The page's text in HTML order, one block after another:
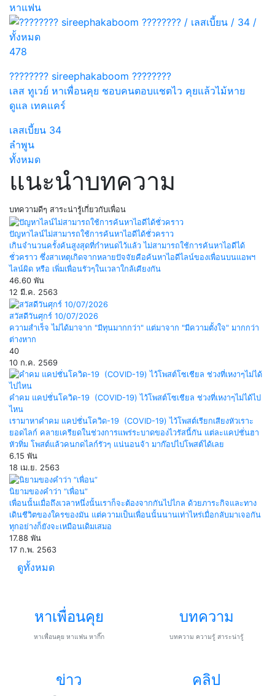
หาแฟน
478
???????? sireephakaboom ????????
เลส ทูเวย์ หาเพื่อนคุย ชอบคนตอบแชตไว คุยแล้วไม้หาย
ดูแล เทคแคร์
เลสเบี้ยน 34
ลำพูน
ทั้งหมด
แนะนำบทความ
บทความดีๆ สาระน่ารู้เกี่ยวกับเพื่อน
ปัญหาไลน์ไม่สามารถใช้การค้นหาไอดีได้ชั่วคราว
เกินจำนวนครั้งค้นสูงสุดที่กำหนดไว้แล้ว ไม่สามารถใช้การค้นหาไอดีได้
ชั่วคราว ซึ่งสาเหตุเกิดจากหลายปัจจัยคือค้นหาไอดีไลน์ของเพื่อนบนแอพฯ
ไลน์ผิด หรือ เพิ่มเพื่อนรัวๆในเวลาใกล้เคียงกัน
46.60 พัน
12 มี.ค. 2563
สวัสดีวันศุกร์ 10/07/2026
ความสำเร็จ ไม่ได้มาจาก "มีทุนมากกว่า" แต่มาจาก "มีความตั้งใจ" มากกว่า
ต่างหาก
40
10 ก.ค. 2569
คำคม แคปชั่นโควิด-19 (COVID-19) ไว้โพสต์โซเชียล ช่วงที่เหงาๆไม่ได้ไป
ไหน
เรามาหาคำคม แคปชั่นโควิด-19 (COVID-19) ไว้โพสต์เรียกเสียงหัวเราะ
ยอดไลก์ คลายเครียดในช่วงการแพร่ระบาดของไวรัสนี้กัน แต่ละแคปชั่นฮา
หัวทิ่ม โพสต์แล้วคนกดไลก์รัวๆ แน่นอนจ้า มาก๊อปไปโพสต์ได้เลย
6.15 พัน
18 เม.ย. 2563
นิยามของคำว่า “เพื่อน”
เพื่อนนั้นเมื่อถึงเวลาหนึ่งนั้นเราก็จะต้องจากกันไปไกล ด้วยภาระกิจและทาง
เดินชีวิตของใครของมัน แต่ความเป็นเพื่อนนั้นนานเท่าไหร่เมื่อกลับมาเจอกัน
ทุกอย่างก็ยังจะเหมือนเดิมเสมอ
17.88 พัน
17 ก.พ. 2563
ดูทั้งหมด
หาเพื่อนคุย
หาเพื่อนคุย หาแฟน หากิ๊ก
บทความ
บทความ ความรู้ สาระน่ารู้
ข่าว คลิป